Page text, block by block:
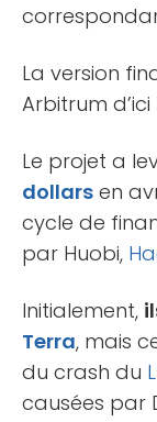
La version
Arbitrum
Le projet a
dollars en
cycle de
par Huobi,
Initialement,
Terra, mais
du crash du
causées par